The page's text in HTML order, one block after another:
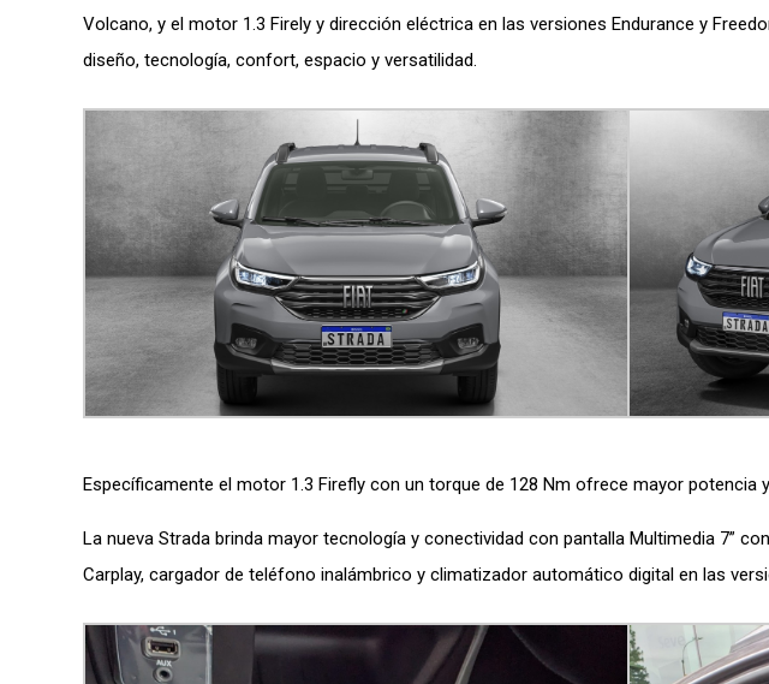
Volcano, y el motor 1.3 Firely y dirección eléctrica en las versiones Endurance y
diseño, tecnología, confort, espacio y versatilidad.
Específicamente el motor 1.3 Firefly con un torque de 128 Nm ofrece mayor potencia
La nueva Strada brinda mayor tecnología y conectividad con pantalla Multimedia 7”
Carplay, cargador de teléfono inalámbrico y climatizador automático digital en las